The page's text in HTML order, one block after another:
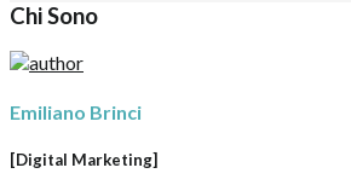
Chi Sono
Emiliano Brinci
[Digital Marketing]